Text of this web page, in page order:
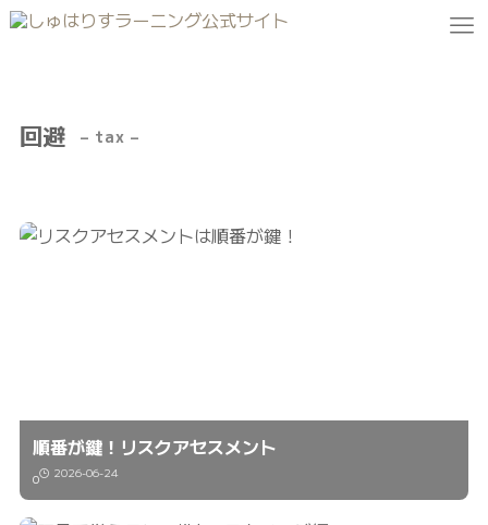
回避 – tax –
順番が鍵！リスクアセスメント
0 2026-06-24